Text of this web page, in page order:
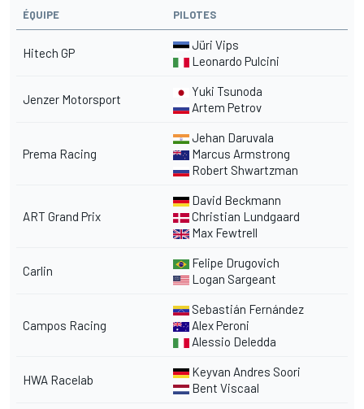
ÉQUIPE PILOTES
Hitech GP
Jüri Vips
Leonardo Pulcini
Jenzer Motorsport
Yuki Tsunoda
Artem Petrov
Prema Racing
Jehan Daruvala
Marcus Armstrong
Robert Shwartzman
ART Grand Prix
David Beckmann
Christian Lundgaard
Max Fewtrell
Carlin
Felipe Drugovich
Logan Sargeant
Campos Racing
Sebastián Fernández
Alex Peroni
Alessio Deledda
HWA Racelab
Keyvan Andres Soori
Bent Viscaal